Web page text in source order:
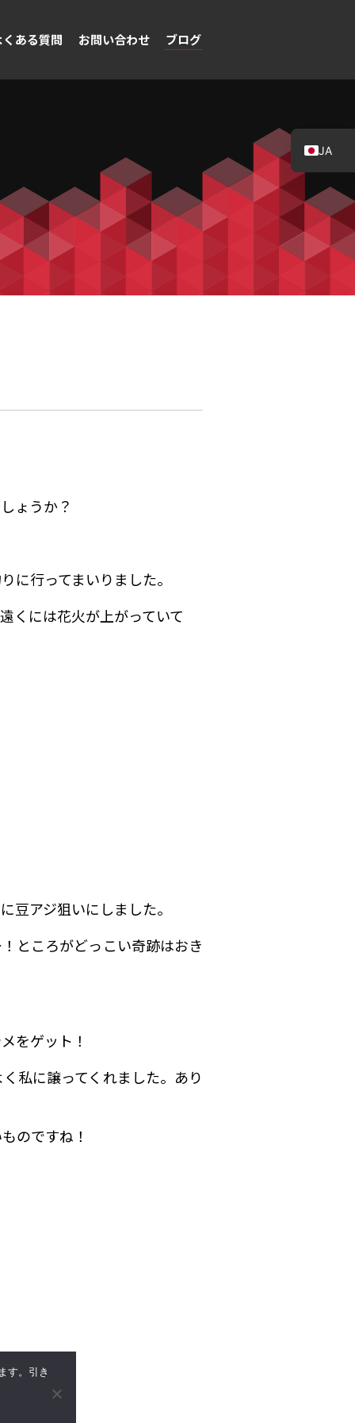
くある質問 お問い合わせ ブログ
ょうか？
に行ってまいりました。
くには花火が上がっていて
豆アジ狙いにしました。
ところがどっこい奇跡はおき
をゲット！
私に譲ってくれました。あり
のですね！
JA
EN
す。引き